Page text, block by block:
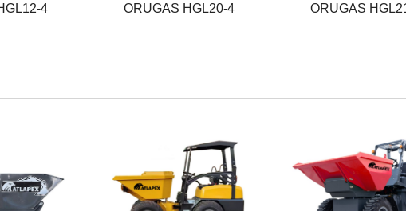
4
ORUGAS HGL20-4
ORUGAS
Capacidad del cubo
0,65 M³
Potencia del motor
Capacidad del cubo
1.6 M³
Potencia del motor